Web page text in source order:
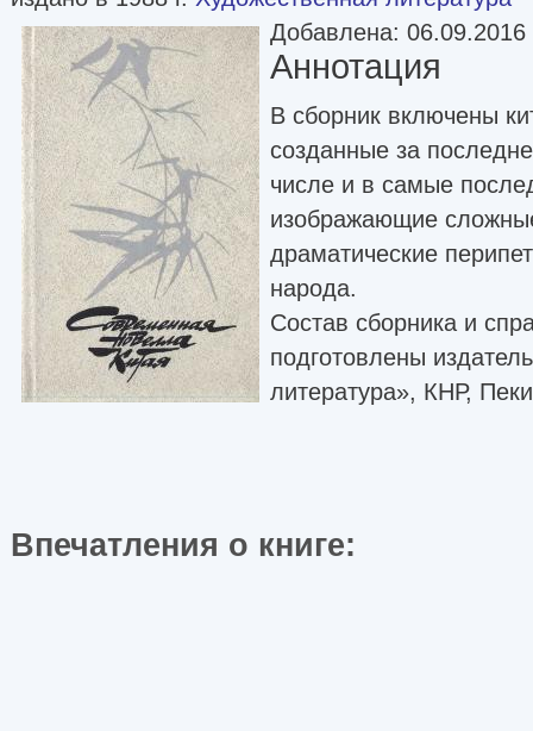
Добавлена: 06.09.2016
Аннотация
В сборник включены
созданные за
числе и в самые
изображающие
драматические
народа.
Состав сборника и
подготовлены
литература», КНР,
Впечатления о книге: